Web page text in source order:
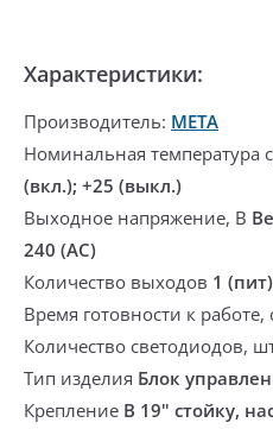
Характеристики:
Производитель: МЕТА
Номинальная температура
(вкл.); +25 (выкл.)
Выходное напряжение, В
240 (AC)
Количество выходов 1 (пит)
Время готовности к работе,
Количество светодиодов,
Тип изделия Блок
Крепление В 19" стойку,